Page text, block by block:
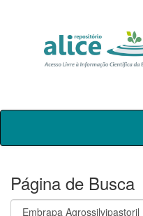
Skip
Página de Busca